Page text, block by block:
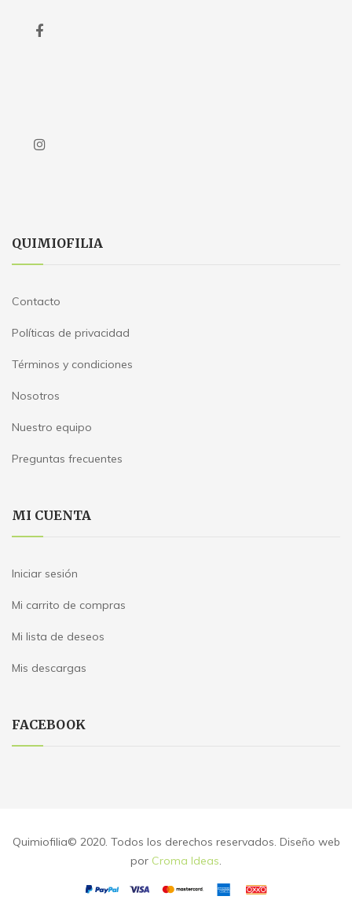
QUIMIOFILIA
Contacto
Políticas de privacidad
Términos y condiciones
Nosotros
Nuestro equipo
Preguntas frecuentes
MI CUENTA
Iniciar sesión
Mi carrito de compras
Mi lista de deseos
Mis descargas
FACEBOOK
Quimiofilia© 2020. Todos los derechos reservados. Diseño web
por Croma Ideas.